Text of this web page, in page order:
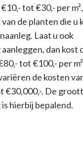
tot €30,- per m²,
de planten die u
Laat u ook
dan kost
tot €100,- per
de kosten
€30,000,-. De
hierbij bepalend.